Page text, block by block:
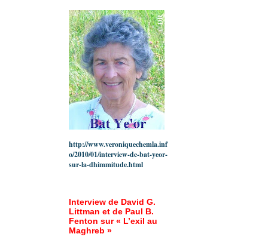
http://www.veroniquechemla.inf
o/2010/01/interview-de-bat-yeor-
sur-la-dhimmitude.html
Interview de David G.
Littman et de Paul B.
Fenton sur « L’exil au
Maghreb »